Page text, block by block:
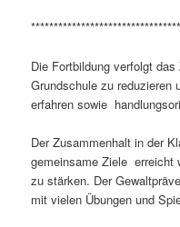
Die Fortbildung verfolgt
Grundschule zu reduzieren
erfahren sowie
Der Zusammenhalt in der
gemeinsame Ziele erreicht
zu stärken. Der
mit vielen Übungen und